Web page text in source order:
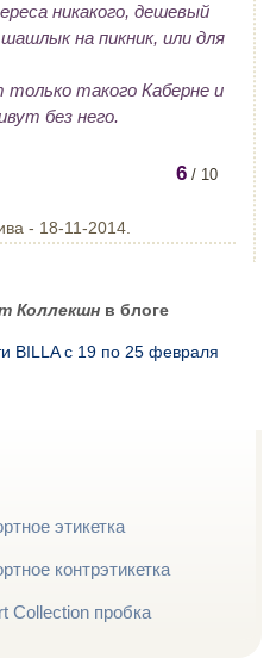
никакого, дешевый
на пикник, или для
только такого Каберне и
без него.
6 / 10
- 18-11-2014.
Коллекшн в блоге
BILLA с 19 по 25 февраля